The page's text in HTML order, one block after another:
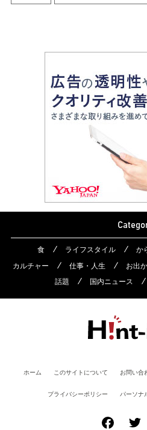
食 ライフスタイル か
カルチャー
仕事・人生 お出
話題
国内ニュース
ホーム このサイトについて お問い合
プライバシーポリシー パーソナ